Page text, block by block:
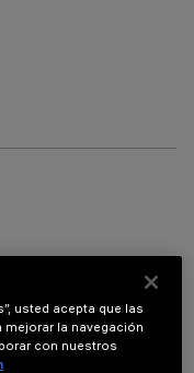
de 10
- ópticas fijas con
usted acepta que las
la navegación
con nuestros